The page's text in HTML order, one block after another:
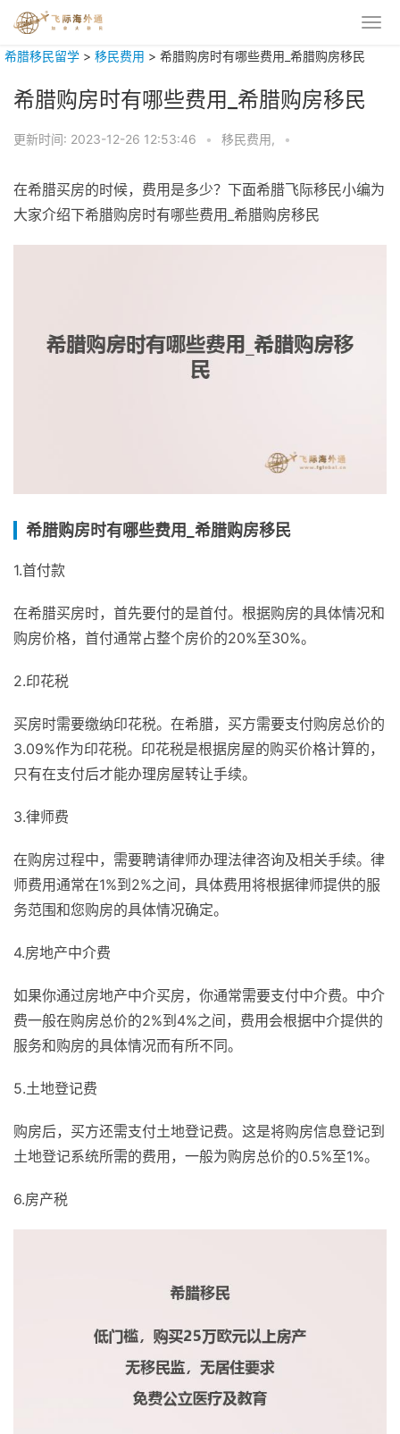
希腊移民留学 > 移民费用 > 希腊购房时有哪些费用_希腊购房移民
希腊购房时有哪些费用_希腊购房移民
更新时间: 2023-12-26 12:53:46 • 移民费用, •
在希腊买房的时候，费用是多少？下面希腊飞际移民小编为
大家介绍下希腊购房时有哪些费用_希腊购房移民
希腊购房时有哪些费用_希腊购房移民
1.首付款
在希腊买房时，首先要付的是首付。根据购房的具体情况和
购房价格，首付通常占整个房价的20%至30%。
2.印花税
买房时需要缴纳印花税。在希腊，买方需要支付购房总价的
3.09%作为印花税。印花税是根据房屋的购买价格计算的，
只有在支付后才能办理房屋转让手续。
3.律师费
在购房过程中，需要聘请律师办理法律咨询及相关手续。律
师费用通常在1%到2%之间，具体费用将根据律师提供的服
务范围和您购房的具体情况确定。
4.房地产中介费
如果你通过房地产中介买房，你通常需要支付中介费。中介
费一般在购房总价的2%到4%之间，费用会根据中介提供的
服务和购房的具体情况而有所不同。
5.土地登记费
购房后，买方还需支付土地登记费。这是将购房信息登记到
土地登记系统所需的费用，一般为购房总价的0.5%至1%。
6.房产税